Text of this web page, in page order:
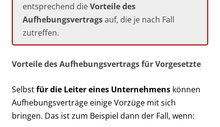
entsprechend dieVorteile des
Aufhebungsvertragsauf, die je nach Fall
zutreffen.
Vorteile des Aufhebungsvertrags für Vorgesetzte
Selbstfür die Leiter eines Unternehmens können
Aufhebungsverträge einige Vorzüge mit sich
bringen. Das ist zum Beispiel dann der Fall, wenn: